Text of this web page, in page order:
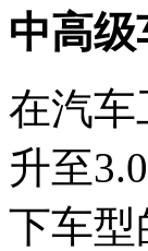
中高
在汽车
升至
下车型